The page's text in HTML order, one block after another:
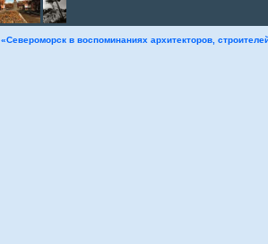
«Североморск в воспоминаниях архитекторов,